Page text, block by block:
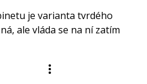
je varianta tvrdého
ale vláda se na ní zatím